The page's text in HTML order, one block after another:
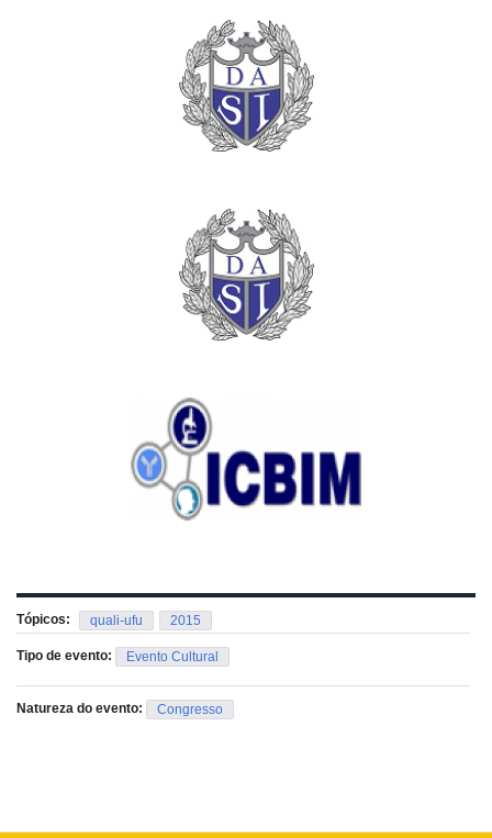
Tópicos: quali-ufu 2015
Tipo de evento: Evento Cultural
Natureza do evento: Congresso